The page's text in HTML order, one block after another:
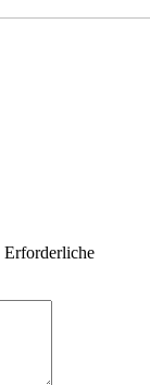
Erforderliche